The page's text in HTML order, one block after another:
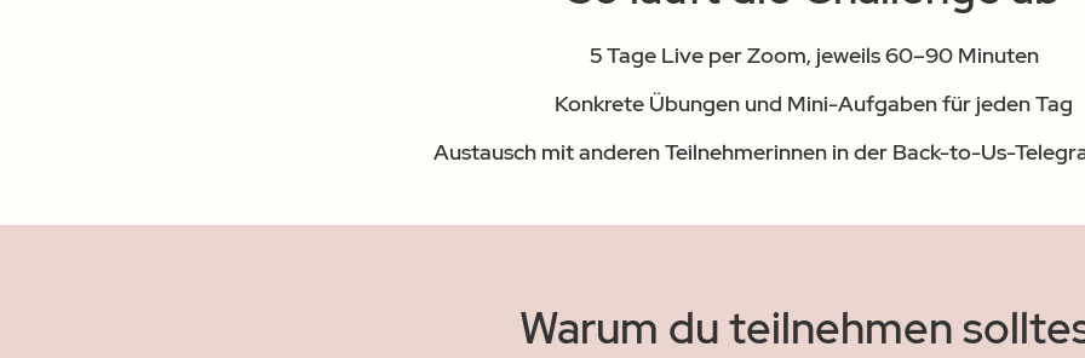
5 Tage Live per Zoom, jeweils 60–90 Minuten
Konkrete Übungen und Mini-Aufgaben für jeden Tag
Austausch mit anderen Teilnehmerinnen in der Back-to-Us-
Warum du teilnehmen